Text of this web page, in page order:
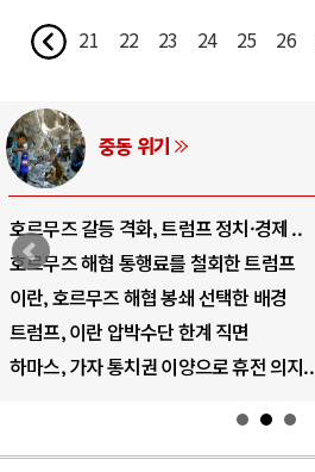
21 22 23 24 25 26
중동 위기
호르무즈 갈등 격화, 트럼프 정치·경제 ..
호르무즈 해협 통행료를 철회한 트럼프
이란, 호르무즈 해협 봉쇄 선택한 배경
트럼프, 이란 압박수단 한계 직면
하마스, 가자 통치권 이양으로 휴전 의지..